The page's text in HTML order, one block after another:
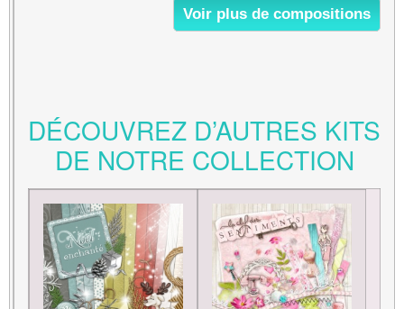
Voir plus de compositions
DÉCOUVREZ D’AUTRES KITS
DE NOTRE COLLECTION